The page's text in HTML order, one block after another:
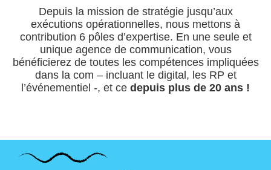
Depuis la mission de stratégie jusqu’aux
exécutions opérationnelles, nous mettons à
contribution 6 pôles d’expertise. En une seule et
unique agence de communication, vous
bénéficierez de toutes les compétences impliquées
dans la com – incluant le digital, les RP et
l’événementiel -, et ce depuis plus de 20 ans !